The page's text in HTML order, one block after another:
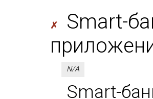
✗
Smart-
N/A
Smart-